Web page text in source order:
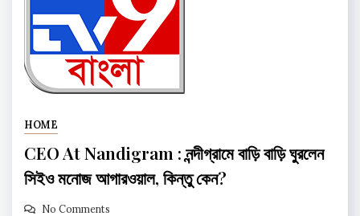
HOME
CEO At Nandigram : নন্দীগ্রামে বাড়ি বাড়ি ঘুরলেন
সিইও মনোজ আগারওয়াল, কিন্তু কেন?
No Comments